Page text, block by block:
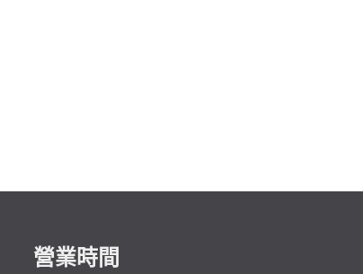
營業時間